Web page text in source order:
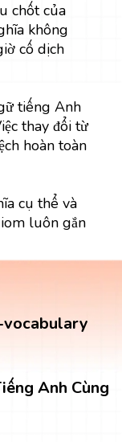
chốt của
không
cố dịch
tiếng Anh
thay đổi từ
hoàn toàn
cụ thể và
luôn gắn
Anh Cùng